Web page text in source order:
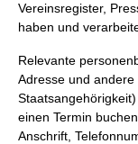
Vereinsregister,
haben und
Relevante
Adresse und
einen Termin
Anschrift,